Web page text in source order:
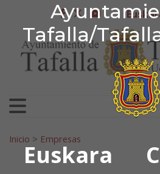
Tafalla/
Euskara
Ir al contenidofacebook
twitter
youtube
Bilatu:
Inicio > Empresas